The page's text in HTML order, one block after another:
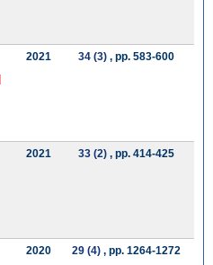
2021 34 (3), pp. 583-600
2021 33 (2), pp. 414-425
2020 29 (4), pp. 1264-1272